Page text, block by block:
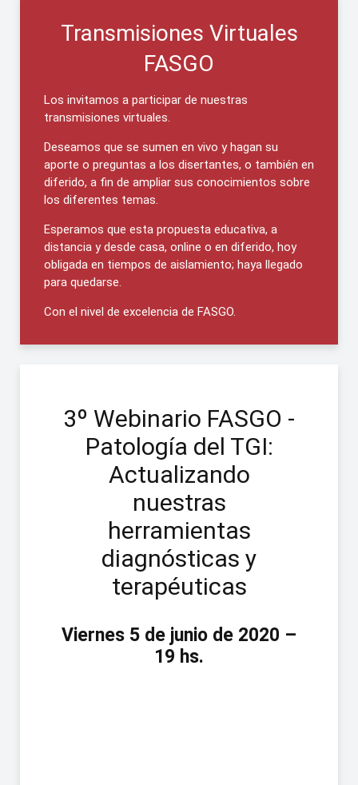
Transmisiones Virtuales
FASGO
Los invitamos a participar de nuestras
transmisiones virtuales.
Deseamos que se sumen en vivo y hagan su
aporte o preguntas a los disertantes, o también en
diferido, a fin de ampliar sus conocimientos sobre
los diferentes temas.
Esperamos que esta propuesta educativa, a
distancia y desde casa, online o en diferido, hoy
obligada en tiempos de aislamiento; haya llegado
para quedarse.
Con el nivel de excelencia de FASGO.
3º Webinario FASGO -
Patología del TGI:
Actualizando
nuestras
herramientas
diagnósticas y
terapéuticas
Viernes 5 de junio de 2020 –
19 hs.